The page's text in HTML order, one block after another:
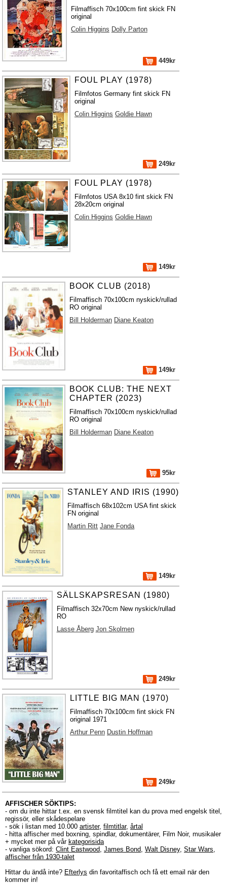
Filmaffisch 70x100cm fint skick FN
original
Colin Higgins Dolly Parton
449kr
FOUL PLAY (1978)
Filmfotos Germany fint skick FN
original
Colin Higgins Goldie Hawn
249kr
FOUL PLAY (1978)
Filmfotos USA 8x10 fint skick FN
28x20cm original
Colin Higgins Goldie Hawn
149kr
BOOK CLUB (2018)
Filmaffisch 70x100cm nyskick/rullad
RO original
Bill Holderman Diane Keaton
149kr
BOOK CLUB: THE NEXT
CHAPTER (2023)
Filmaffisch 70x100cm nyskick/rullad
RO original
Bill Holderman Diane Keaton
95kr
STANLEY AND IRIS (1990)
Filmaffisch 68x102cm USA fint skick
FN original
Martin Ritt Jane Fonda
149kr
SÄLLSKAPSRESAN (1980)
Filmaffisch 32x70cm New nyskick/rullad
RO
Lasse Åberg Jon Skolmen
249kr
LITTLE BIG MAN (1970)
Filmaffisch 70x100cm fint skick FN
original 1971
Arthur Penn Dustin Hoffman
249kr
AFFISCHER SÖKTIPS:
- om du inte hittar t.ex. en svensk filmtitel kan du prova med engelsk titel,
regissör, eller skådespelare
- sök i listan med 10.000 artister, filmtitlar, årtal
- hitta affischer med boxning, spindlar, dokumentärer, Film Noir, musikaler
+ mycket mer på vår kategorisida
- vanliga sökord: Clint Eastwood, James Bond, Walt Disney, Star Wars,
affischer från 1930-talet
Hittar du ändå inte? Efterlys din favoritaffisch och få ett email när den
kommer in!